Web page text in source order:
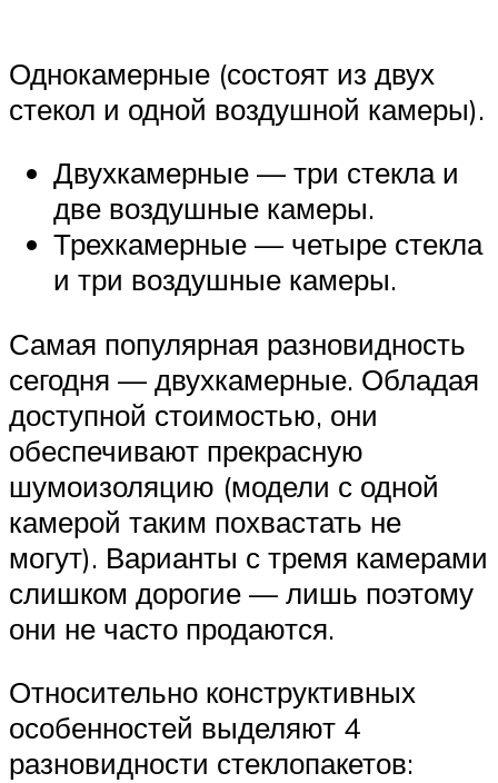
Однокамерные (состоят из двух
стекол и одной воздушной камеры).
Двухкамерные — три стекла и
две воздушные камеры.
Трехкамерные — четыре стекла
и три воздушные камеры.
Самая популярная разновидность
сегодня — двухкамерные. Обладая
доступной стоимостью, они
обеспечивают прекрасную
шумоизоляцию (модели с одной
камерой таким похвастать не
могут). Варианты с тремя камерами
слишком дорогие — лишь поэтому
они не часто продаются.
Относительно конструктивных
особенностей выделяют 4
разновидности стеклопакетов: